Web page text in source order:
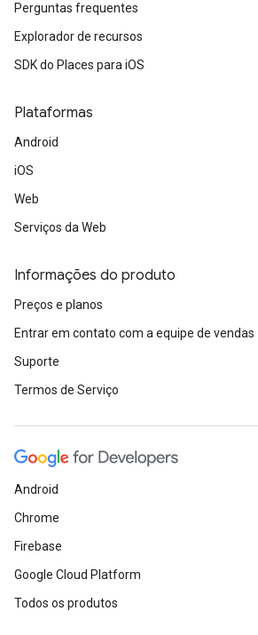
Perguntas frequentes
Explorador de recursos
SDK do Places para iOS
Plataformas
Android
iOS
Web
Serviços da Web
Informações do produto
Preços e planos
Entrar em contato com a equipe de vendas
Suporte
Termos de Serviço
Android
Chrome
Firebase
Google Cloud Platform
Todos os produtos